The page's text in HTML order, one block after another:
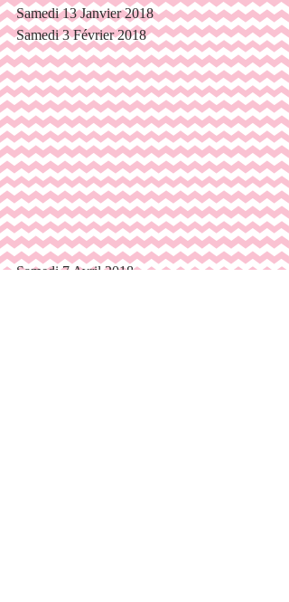
Samedi 13 Janvier 2018
Samedi 3 Février 2018
Samedi 7 Avril 2018